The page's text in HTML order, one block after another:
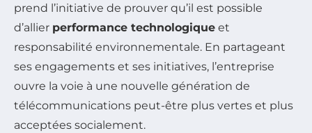
prend l’initiative de prouver qu’il est possible
d’allier performance technologique et
responsabilité environnementale. En partageant
ses engagements et ses initiatives, l’entreprise
ouvre la voie à une nouvelle génération de
télécommunications peut-être plus vertes et plus
acceptées socialement.